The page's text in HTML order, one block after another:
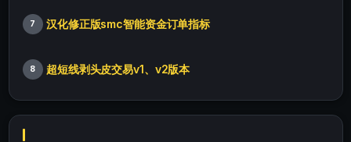
7 汉化修正版smc智能资金订单指标
8 超短线剥头皮交易v1、v2版本